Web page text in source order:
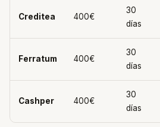
Creditea 400€
30
días
Ferratum 400€
30
días
Cashper 400€
30
días